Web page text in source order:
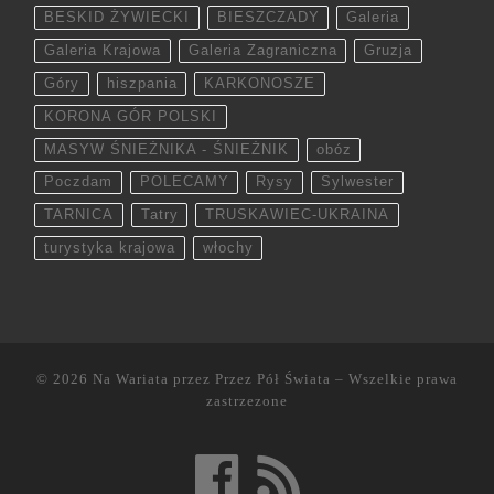
BESKID ŻYWIECKI BIESZCZADY Galeria
Galeria Krajowa Galeria Zagraniczna Gruzja
Góry hiszpania KARKONOSZE
KORONA GÓR POLSKI
MASYW ŚNIEŻNIKA - ŚNIEŻNIK obóz
Poczdam POLECAMY Rysy Sylwester
TARNICA Tatry TRUSKAWIEC-UKRAINA
turystyka krajowa włochy
© 2026 Na Wariata przez Przez Pół Świata – Wszelkie prawa
zastrzezone